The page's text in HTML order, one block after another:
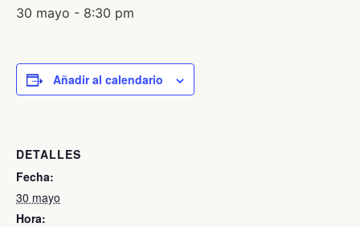
30 mayo - 8:30 pm
Añadir al calendario
DETALLES
Fecha:
30 mayo
Hora: